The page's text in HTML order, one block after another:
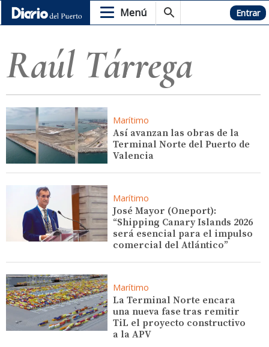
Menú Hemeroteca Entrar
Raúl Tárrega
Marítimo
Así avanzan las obras de la
Terminal Norte del Puerto de
Valencia
Marítimo
José Mayor (Oneport):
“Shipping Canary Islands 2026
será esencial para el impulso
comercial del Atlántico”
Marítimo
La Terminal Norte encara
una nueva fase tras remitir
TiL el proyecto constructivo
a la APV